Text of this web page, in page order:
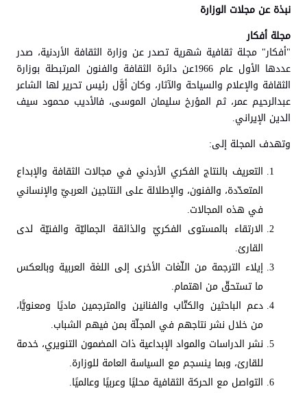
نبذة عن مجلات الوزارة
مجلة أفكار
"أفكار" مجلة ثقافية شهرية تصدر عن وزارة الثقافة الأردنية، صدر
عددها الأول عام 1966عن دائرة الثقافة والفنون المرتبطة بوزارة
الثقافة والإعلام والسياحة والآثار، وكان أوَّل رئيس تحرير لها الشاعر
عبدالرحيم عمر، ثم المؤرخ سليمان الموسى، فالأديب محمود سيف
الدين الإيراني.
وتهدف المجلة إلى:
التعريف بالنتاج الفكري الأردني في مجالات الثقافة والإبداع
المتعدّدة، والفنون، والإطلالة على النتاجين العربيّ والإنساني
في هذه المجالات.
الارتقاء بالمستوى الفكريّ والذائقة الجماليّة والفنيّة لدى
القارئ.
إيلاء الترجمة من اللّغات الأخرى إلى اللغة العربية وبالعكس
ما تستحقّ من اهتمام.
دعم الباحثين والكتّاب والفنانين والمترجمين ماديًا ومعنويًّا،
من خلال نشر نتاجهم في المجلّة بمن فيهم الشباب.
نشر الدراسات والمواد الإبداعية ذات المضمون التنويري، خدمة
للقارئ، وبما ينسجم مع السياسة العامة للوزارة.
التواصل مع الحركة الثقافية محليًا وعربيًا وعالميًا.